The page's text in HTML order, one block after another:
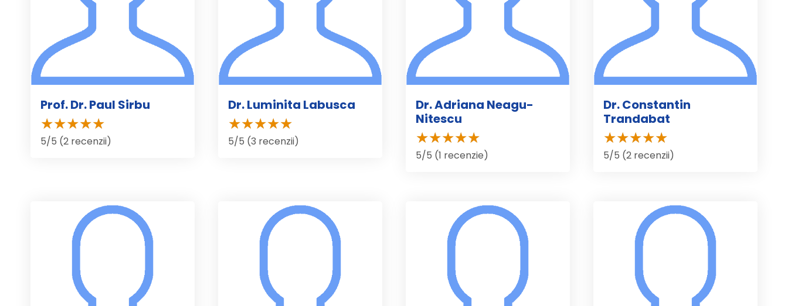
Prof. Dr. Paul Sirbu
5/5 (2 recenzii)
Dr. Luminita Labusca
5/5 (3 recenzii)
Dr. Adriana Neagu-
Nitescu
5/5 (1 recenzie)
Dr. Constantin
Trandabat
5/5 (2 recenzii)